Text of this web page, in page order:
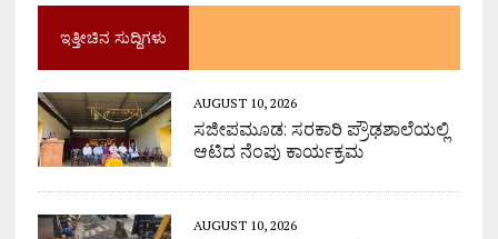
ಇತ್ತೀಚಿನ ಸುದ್ದಿಗಳು
AUGUST 10, 2026
ಸಜೀಪಮೂಡ: ಸರಕಾರಿ ಪ್ರೌಢಶಾಲೆಯಲ್ಲಿ
ಆಟಿದ ನೆಂಪು ಕಾರ್ಯಕ್ರಮ
AUGUST 10, 2026